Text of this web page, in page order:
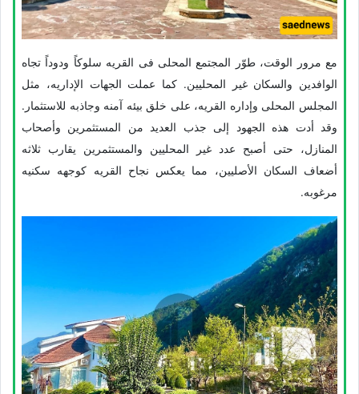
مع مرور الوقت، طوّر المجتمع المحلی فی القریه سلوکاً ودوداً تجاه
الوافدین والسکان غیر المحلیین. کما عملت الجهات الإداریه، مثل
المجلس المحلی وإداره القریه، على خلق بیئه آمنه وجاذبه للاستثمار.
وقد أدت هذه الجهود إلى جذب العدید من المستثمرین وأصحاب
المنازل، حتى أصبح عدد غیر المحلیین والمستثمرین یقارب ثلاثه
أضعاف السکان الأصلیین، مما یعکس نجاح القریه کوجهه سکنیه
مرغوبه.